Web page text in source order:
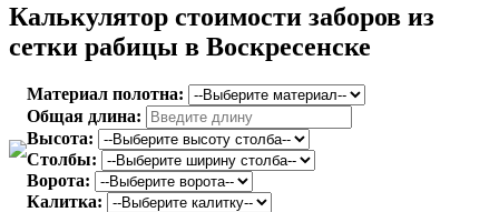
Калькулятор стоимости заборов из
сетки рабицы в Воскресенске
Материал полотна:
Общая длина:
Высота:
Столбы:
Ворота:
Калитка: